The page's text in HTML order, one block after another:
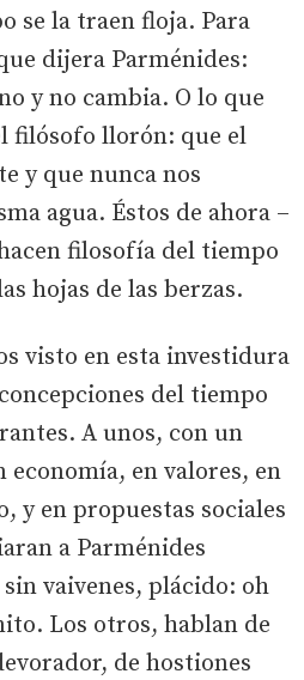
se la traen floja. Para
dijera Parménides:
y no cambia. O lo que
filósofo llorón: que el
y que nunca nos
agua. Éstos de ahora –
filosofía del tiempo
hojas de las berzas.
visto en esta investidura
del tiempo
A unos, con un
en valores, en
y en propuestas sociales
a Parménides
vaivenes, plácido: oh
Los otros, hablan de
de hostiones